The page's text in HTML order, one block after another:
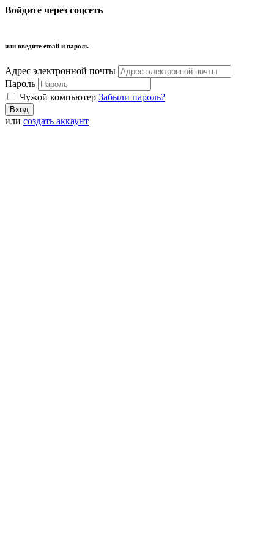
Войдите через соцсеть
или введите email и пароль
Адрес электронной почты
Пароль
Чужой компьютер Забыли пароль?
или создать аккаунт